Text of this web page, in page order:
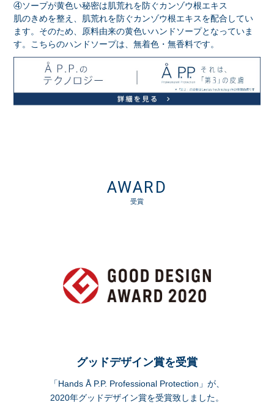
④ソープが黄色い秘密は肌荒れを防ぐカンゾウ根エキス
肌のきめを整え、肌荒れを防ぐカンゾウ根エキスを配合してい
ます。そのため、原料由来の黄色いハンドソープとなっていま
す。こちらのハンドソープは、無着色・無香料です。
AWARD
受賞
グッドデザイン賞を受賞
「Hands Å P.P. Professional Protection」が、
2020年グッドデザイン賞を受賞致しました。